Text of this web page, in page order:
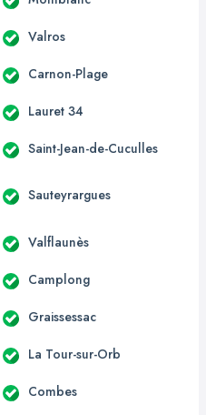
Valros
Carnon-Plage
Lauret 34
Saint-Jean-de-Cuculles
Sauteyrargues
Valflaunès
Camplong
Graissessac
La Tour-sur-Orb
Combes